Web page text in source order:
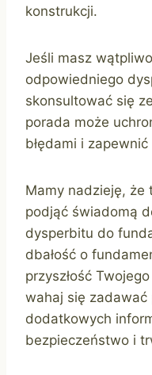
konstrukcji.
Jeśli masz
odpowiedniego
skonsultować się
porada może
błędami i
Mamy nadzieję, że
podjąć świadomą
dysperbitu do
dbałość o
przyszłość
wahaj się zadawać
dodatkowych
bezpieczeństwo i